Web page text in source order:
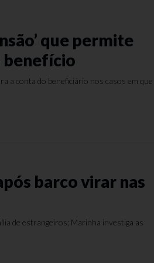
que permite
benefício
a conta do beneficiário nos casos em
barco virar nas
de estrangeiros; Marinha investiga as